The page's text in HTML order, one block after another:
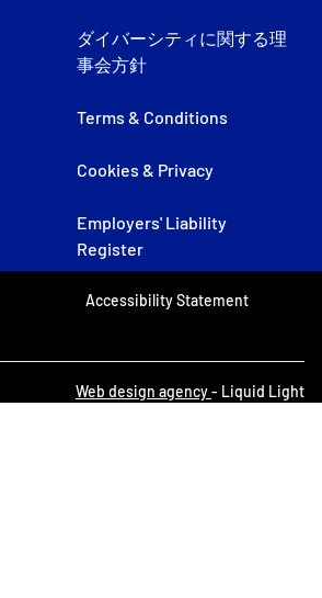
ダイバーシティに関する理
事会方針
Terms & Conditions
Cookies & Privacy
Employers' Liability
Register
Accessibility Statement
Web design agency- Liquid Light